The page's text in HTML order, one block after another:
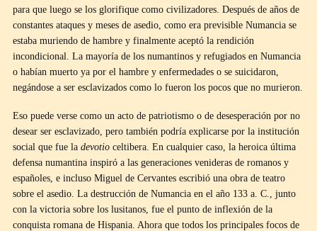
para que luego se los glorifique como civilizadores. Después de años de
constantes ataques y meses de asedio, como era previsible Numancia se
estaba muriendo de hambre y finalmente aceptó la rendición
incondicional. La mayoría de los numantinos y refugiados en Numancia
o habían muerto ya por el hambre y enfermedades o se suicidaron,
negándose a ser esclavizados como lo fueron los pocos que no murieron.
Eso puede verse como un acto de patriotismo o de desesperación por no
desear ser esclavizado, pero también podría explicarse por la institución
social que fue la devotio celtibera. En cualquier caso, la heroica última
defensa numantina inspiró a las generaciones venideras de romanos y
españoles, e incluso Miguel de Cervantes escribió una obra de teatro
sobre el asedio. La destrucción de Numancia en el año 133 a. C., junto
con la victoria sobre los lusitanos, fue el punto de inflexión de la
conquista romana de Hispania. Ahora que todos los principales focos de